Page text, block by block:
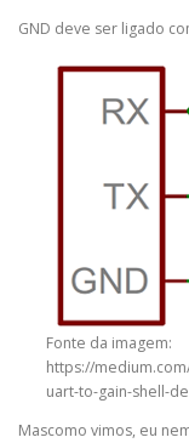
GND deve ser ligado
Fonte da imagem:
https://
uart-to-gain-shell-
Mascomo vimos, eu